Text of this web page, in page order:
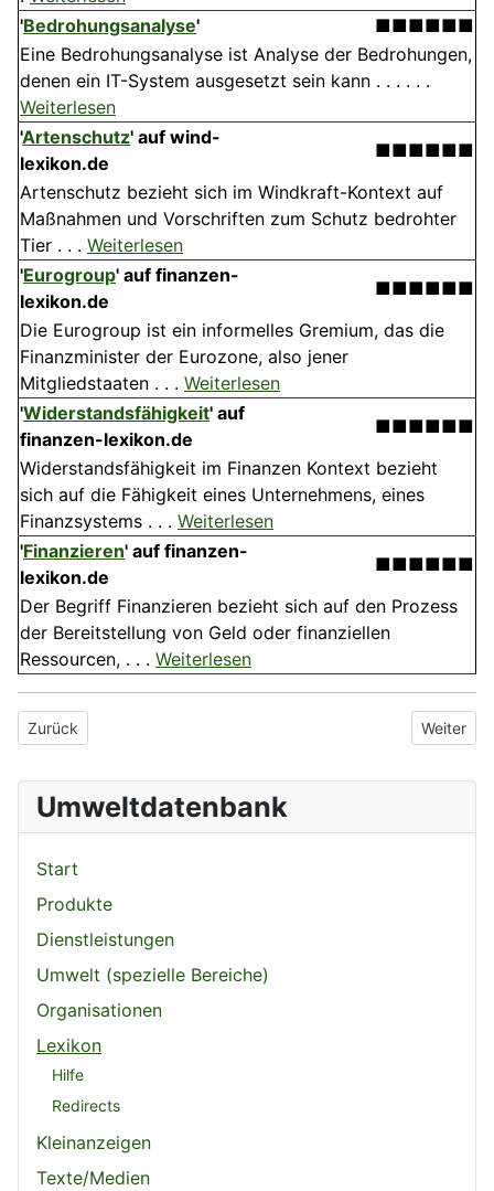
'Bedrohungsanalyse'
■■■■■■
Eine Bedrohungsanalyse ist Analyse der Bedrohungen,
denen ein IT-System ausgesetzt sein kann . . . . . .
Weiterlesen
'Artenschutz' auf wind-
lexikon.de
■■■■■■
Artenschutz bezieht sich im Windkraft-Kontext auf
Maßnahmen und Vorschriften zum Schutz bedrohter
Tier . . . Weiterlesen
'Eurogroup' auf finanzen-
lexikon.de
■■■■■■
Die Eurogroup ist ein informelles Gremium, das die
Finanzminister der Eurozone, also jener
Mitgliedstaaten . . . Weiterlesen
'Widerstandsfähigkeit' auf
finanzen-lexikon.de
■■■■■■
Widerstandsfähigkeit im Finanzen Kontext bezieht
sich auf die Fähigkeit eines Unternehmens, eines
Finanzsystems . . . Weiterlesen
'Finanzieren' auf finanzen-
lexikon.de
■■■■■■
Der Begriff Finanzieren bezieht sich auf den Prozess
der Bereitstellung von Geld oder finanziellen
Ressourcen, . . . Weiterlesen
Vorheriger Beitrag: Umweltschutz
Zurück Nächster
Weiter
Umweltdatenbank
Start
Produkte
Dienstleistungen
Umwelt (spezielle Bereiche)
Organisationen
Lexikon
Hilfe
Redirects
Kleinanzeigen
Texte/Medien